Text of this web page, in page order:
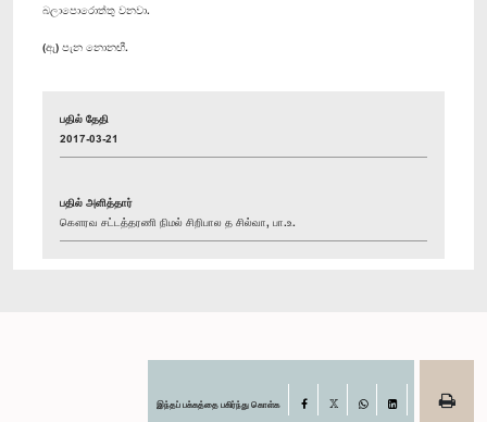
බලාපොරොත්තු වනවා.
(ඇ) පැන නොනඟී.
பதில் தேதி
2017-03-21
பதில் அளித்தார்
கௌரவ சட்டத்தரணி நிமல் சிறிபால த சில்வா, பா.உ.
இந்தப் பக்கத்தை பகிர்ந்து கொள்க Facebook